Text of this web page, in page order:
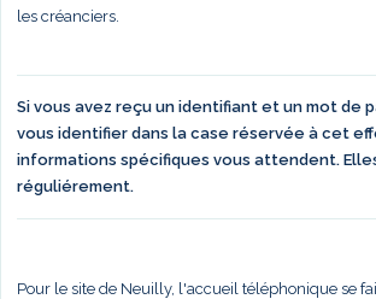
les créanciers.
Si vous avez reçu un identifiant et un mot de
vous identifier dans la case réservée à cet
informations spécifiques vous attendent.
réguliérement.
Pour le site de Neuilly, l'accueil téléphonique se